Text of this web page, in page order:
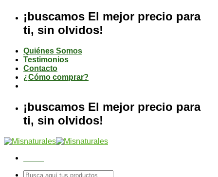
contenido
¡buscamos El mejor precio para
ti, sin olvidos!
Quiénes Somos
Testimonios
Contacto
¿Cómo comprar?
¡buscamos El mejor precio para
ti, sin olvidos!
Buscar